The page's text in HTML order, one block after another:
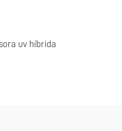
uv híbrida